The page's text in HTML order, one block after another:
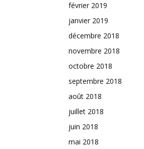
février 2019
janvier 2019
décembre 2018
novembre 2018
octobre 2018
septembre 2018
août 2018
juillet 2018
juin 2018
mai 2018